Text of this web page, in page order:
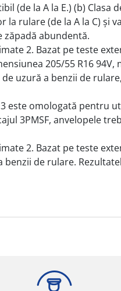
(de la A la E.) (b) Clasa
la rulare (de la A la C) și
zăpadă abundentă.
2. Bazat pe teste
205/55 R16 94V,
uzură a benzii de
3 este omologată pentru
3PMSF, anvelopele
2. Bazat pe teste
benzii de rulare.